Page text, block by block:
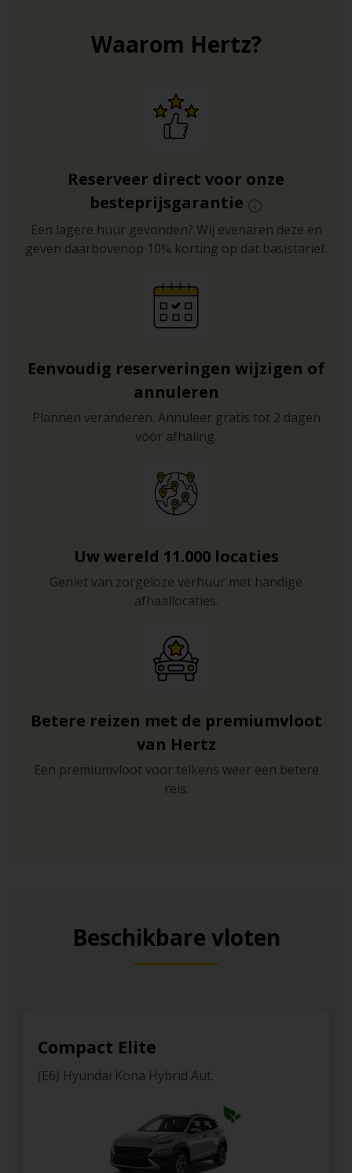
Waarom Hertz?
Reserveer direct voor onze
besteprijsgarantie
Een lagere huur gevonden? Wij evenaren deze en
geven daarbovenop 10% korting op dat basistarief.
Eenvoudig reserveringen wijzigen of
annuleren
Plannen veranderen. Annuleer gratis tot 2 dagen
vóór afhaling.
Uw wereld 11.000 locaties
Geniet van zorgeloze verhuur met handige
afhaallocaties.
Betere reizen met de premiumvloot
van Hertz
Een premiumvloot voor telkens weer een betere
reis.
Beschikbare vloten
Hybrid Aut.